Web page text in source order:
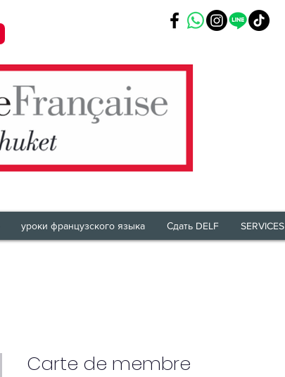
уроки французского языка Сдать DELF SERVICES
Carte de membre